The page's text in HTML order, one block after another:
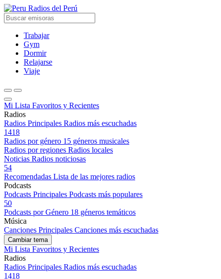
Radios del Perú
Trabajar
Gym
Dormir
Relajarse
Viaje
Mi Lista Favoritos y Recientes
Radios
Radios Principales Radios más escuchadas
1418
Radios por género 15 géneros musicales
Radios por regiones Radios locales
Noticias Radios noticiosas
54
Recomendadas Lista de las mejores radios
Podcasts
Podcasts Principales Podcasts más populares
50
Podcasts por Género 18 géneros temáticos
Música
Canciones Principales Canciones más escuchadas
Cambiar tema
Mi Lista Favoritos y Recientes
Radios
Radios Principales Radios más escuchadas
1418